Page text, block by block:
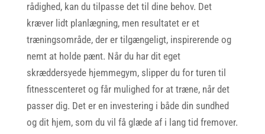
rådighed, kan du tilpasse det til dine behov. Det
kræver lidt planlægning, men resultatet er et
træningsområde, der er tilgængeligt, inspirerende og
nemt at holde pænt. Når du har dit eget
skræddersyede hjemmegym, slipper du for turen til
fitnesscenteret og får mulighed for at træne, når det
passer dig. Det er en investering i både din sundhed
og dit hjem, som du vil få glæde af i lang tid fremover.